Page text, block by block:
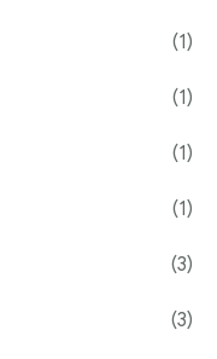
(1)
(1)
(1)
(1)
(3)
(3)